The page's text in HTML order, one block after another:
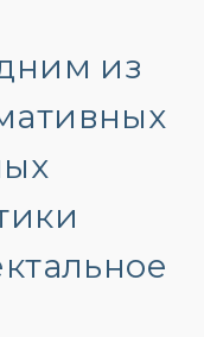
из